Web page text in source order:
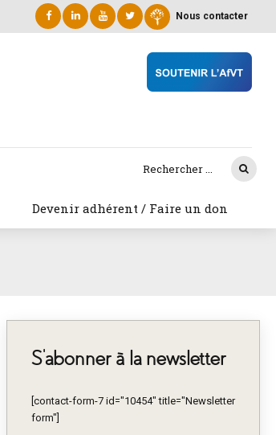
Nous contacter
Devenir adhérent / Faire un don
S’abonner à la newsletter
[contact-form-7 id="10454" title="Newsletter
form"]